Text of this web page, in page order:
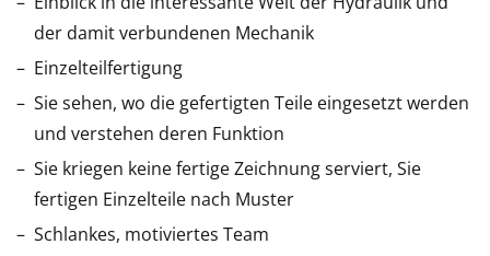
der damit verbundenen Mechanik
Einzelteilfertigung
Sie sehen, wo die gefertigten Teile eingesetzt werden
und verstehen deren Funktion
Sie kriegen keine fertige Zeichnung serviert, Sie
fertigen Einzelteile nach Muster
Schlankes, motiviertes Team